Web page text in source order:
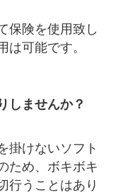
保険を使用致し
は可能です。
しませんか？
掛けないソフト
ため、ボキボキ
行うことはあり